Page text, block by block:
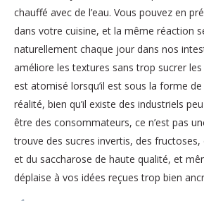
chauffé avec de l’eau. Vous pouvez en
dans votre cuisine, et la même réaction
naturellement chaque jour dans nos
améliore les textures sans trop sucrer les
est atomisé lorsqu’il est sous la forme de
réalité, bien qu’il existe des industriels
être des consommateurs, ce n’est pas
trouve des sucres invertis, des
et du saccharose de haute qualité, et
déplaise à vos idées reçues trop bien